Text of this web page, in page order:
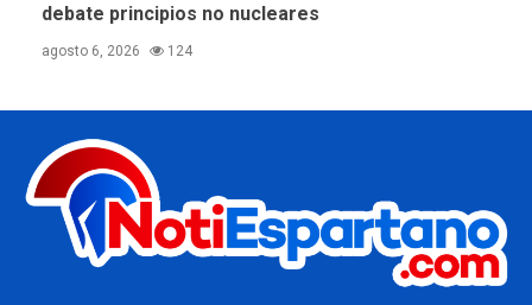
debate principios no nucleares
agosto 6, 2026 124